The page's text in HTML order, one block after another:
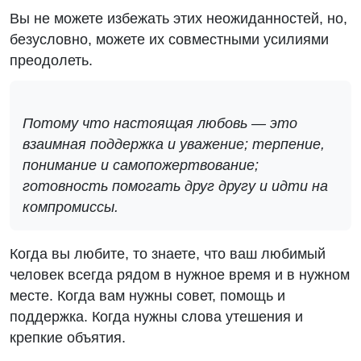
Вы не можете избежать этих неожиданностей, но,
безусловно, можете их совместными усилиями
преодолеть.
Потому что настоящая любовь — это
взаимная поддержка и уважение; терпение,
понимание и самопожертвование;
готовность помогать друг другу и идти на
компромиссы.
Когда вы любите, то знаете, что ваш любимый
человек всегда рядом в нужное время и в нужном
месте. Когда вам нужны совет, помощь и
поддержка. Когда нужны слова утешения и
крепкие объятия.